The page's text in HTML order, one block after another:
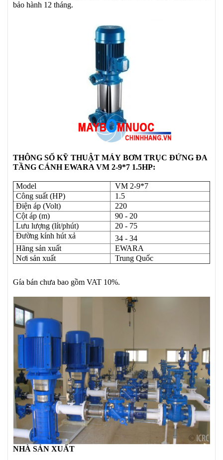
bảo hành 12 tháng.
THÔNG SỐ KỸ THUẬT MÁY BƠM TRỤC ĐỨNG ĐA
TẦNG CÁNH EWARA VM 2-9*7 1.5HP:
Model
VM 2-9*7
Công suất (HP)
1.5
Điện áp (Volt)
220
Cột áp (m)
90 - 20
Lưu lượng (lít/phút)
20 - 75
Đường kính hút xả
34 - 34
Hãng sản xuất
EWARA
Nơi sản xuất
Trung Quốc
Gía bán chưa bao gồm VAT 10%.
NHÀ SẢN XUẤT